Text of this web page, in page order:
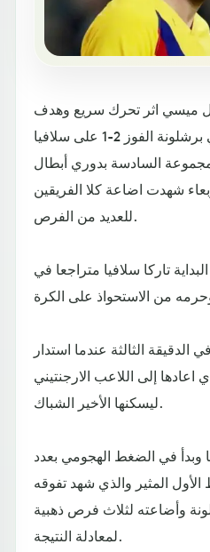
ميسي اثر تحرك سريع وهدف
عكسي في الشوط الثاني برشلونة الفوز 2-1 على سلافيا
السادسة بدوري أبطال
شهدت اضاعة كلا الفريقين
للعديد من الفرص.
تاركا سلافيا متراجعا في
الدقيقة الثالثة عندما استدار
اعادها إلى اللاعب الارجنتيني
ليسكنها الأخير الشباك.
وبدأ في الضغط الهجومي بعدد
المثير والذي شهد تفوقه
وأضاعته لثلاث فرص ذهبية
لمعادلة النتيجة.